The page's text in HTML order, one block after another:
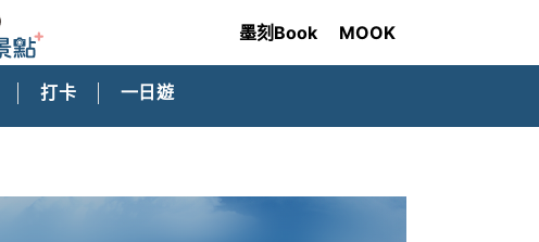
墨刻Book MOOK
打卡 一日遊